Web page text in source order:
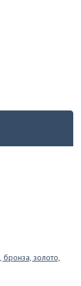
золото,